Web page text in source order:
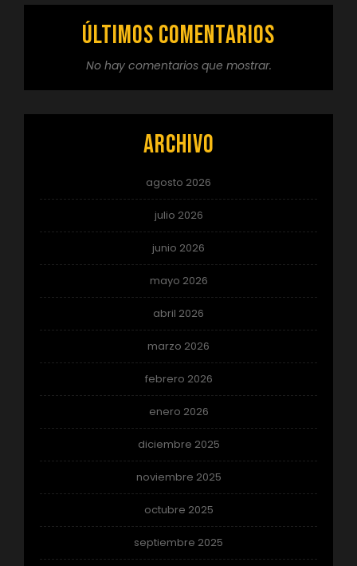
Últimos comentarios
No hay comentarios que mostrar.
Archivo
agosto 2026
julio 2026
junio 2026
mayo 2026
abril 2026
marzo 2026
febrero 2026
enero 2026
diciembre 2025
noviembre 2025
octubre 2025
septiembre 2025